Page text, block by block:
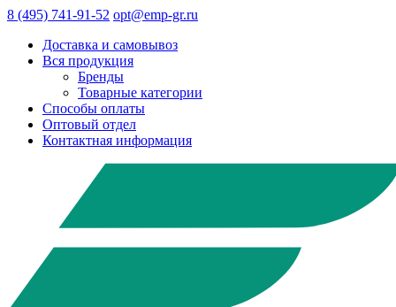
8 (495) 741-91-52 opt@emp-gr.ru
Доставка и самовывоз
Вся продукция
Бренды
Товарные категории
Способы оплаты
Оптовый отдел
Контактная информация